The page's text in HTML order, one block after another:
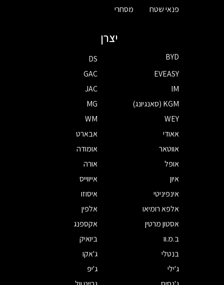
פנאי שטח
מסחרי
יצרן
BYD
DS
EVEASY
GAC
IM
JAC
KGM (סאנגיונג)
MG
WEY
WM
אאודי
אבארט
אווטאר
אומודה
אופל
אורה
איון
אייווייס
אינפיניטי
איסוזו
אלפא רומיאו
אלפין
אסטון מרטין
אקספנג
ב.מ.וו
ביואיק
בנטלי
ג'אקו
ג'ילי
ג'יפ